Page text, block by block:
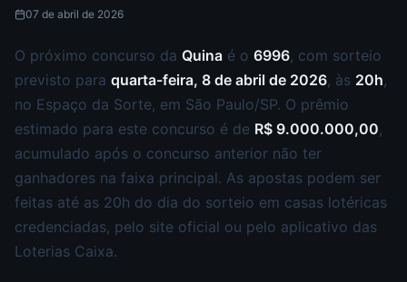
07 de abril de 2026
O próximo concurso da Quina é o 6996, com sorteio
previsto para quarta-feira, 8 de abril de 2026, às 20h,
no Espaço da Sorte, em São Paulo/SP. O prêmio
estimado para este concurso é de R$ 9.000.000,00,
acumulado após o concurso anterior não ter
ganhadores na faixa principal. As apostas podem ser
feitas até as 20h do dia do sorteio em casas lotéricas
credenciadas, pelo site oficial ou pelo aplicativo das
Loterias Caixa.